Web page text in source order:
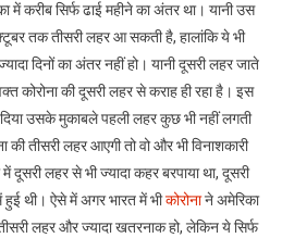
में करीब सिर्फ ढाई महीने का अंतर था। यानी उस
तक तीसरी लहर आ सकती है, हालांकि ये भी
दिनों का अंतर नहीं हो। यानी दूसरी लहर जाते
कोरोना की दूसरी लहर से कराह ही रहा है। इस
उसके मुकाबले पहली लहर कुछ भी नहीं लगती
तीसरी लहर आएगी तो वो और भी विनाशकारी
दूसरी लहर से भी ज्यादा कहर बरपाया था, दूसरी
हुई थी। ऐसे में अगर भारत में भीकोरोनाने अमेरिका
लहर और ज्यादा खतरनाक हो, लेकिन ये सिर्फ